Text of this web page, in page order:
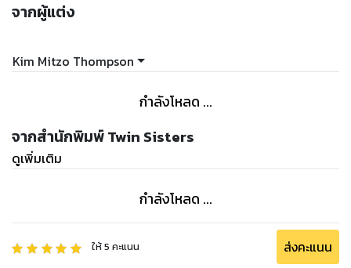
จากผู้แต่ง
Kim Mitzo Thompson
กำลังโหลด ...
จากสำนักพิมพ์ Twin Sisters
ดูเพิ่มเติม
กำลังโหลด ...
ให้5 คะแนน ส่งคะแนน